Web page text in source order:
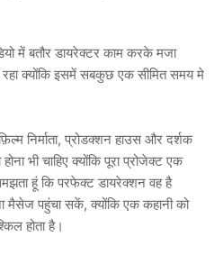
में बतौर डायरेक्टर काम करके मजा
क्योंकि इसमें सबकुछ एक सीमित समय मे
निर्माता, प्रोडक्शन हाउस और दर्शक
भी चाहिए क्योंकि पूरा प्रोजेक्ट एक
हूं कि परफेक्ट डायरेक्शन वह है
पहुंचा सकें, क्योंकि एक कहानी को
होता है।